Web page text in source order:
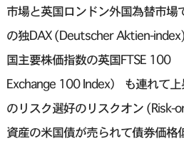
市場と英国ロンドン外国為替市場
の独DAX (Deutscher Aktien-
国主要株価指数の英国FTSE 100
Exchange 100 Index） も連れて
のリスク選好のリスクオン (Risk-
資産の米国債が売られて債券価格